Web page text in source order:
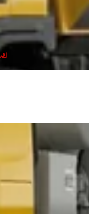
لمركبات
أنظمة
في مواقع التعدين والحفر